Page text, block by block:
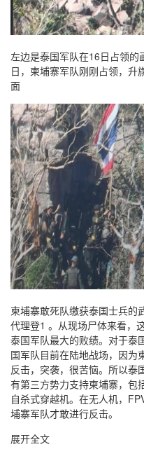
左边是泰国军队在16日占领
日，柬埔寨军队刚刚占领，升
面
柬埔寨敢死队缴获泰国士兵的
代理登1 。从现场尸体来看，
泰国军队最大的败绩。对于泰
国军队目前在陆地战场，因为
反击，突袭，很苦恼。所以泰
有第三方势力支持柬埔寨，包
自杀式穿越机。在无人机，
埔寨军队才敢进行反击。
展开全文